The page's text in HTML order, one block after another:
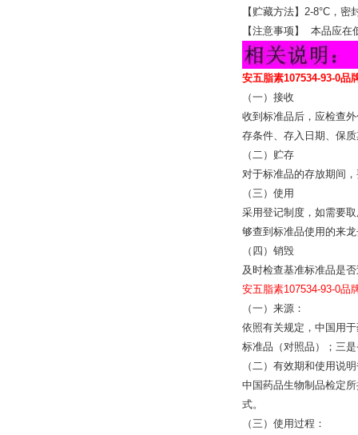
【贮藏方法】2-8°C，
【注意事项】 本品应在
安五脂素107534-93-0品
（一）接收
收到标准品后，应检查
存条件、存入日期、保
（二）贮存
对于标准品的存放期间
（三）使用
采用登记制度，如需要
够查到标准品使用的来
（四）销毁
及时检查基准标准品是
安五脂素107534-93-0品
（一）来源：
依照有关规定，中国用
标准品（对照品）；三
（二）有效期和使用说
中国药品生物制品检定
式。
（三）使用过程：